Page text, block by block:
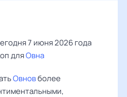
7 июня 2026 года
для Овна
Овновболее